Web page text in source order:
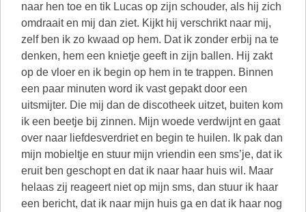
naar hen toe en tik Lucas op zijn schouder, als hij zich
omdraait en mij dan ziet. Kijkt hij verschrikt naar mij,
zelf ben ik zo kwaad op hem. Dat ik zonder erbij na te
denken, hem een knietje geeft in zijn ballen. Hij zakt
op de vloer en ik begin op hem in te trappen. Binnen
een paar minuten word ik vast gepakt door een
uitsmijter. Die mij dan de discotheek uitzet, buiten kom
ik een beetje bij zinnen. Mijn woede verdwijnt en gaat
over naar liefdesverdriet en begin te huilen. Ik pak dan
mijn mobieltje en stuur mijn vriendin een sms’je, dat ik
eruit ben geschopt en dat ik naar haar huis wil. Maar
helaas zij reageert niet op mijn sms, dan stuur ik haar
een bericht, dat ik naar mijn huis ga en dat ik haar nog